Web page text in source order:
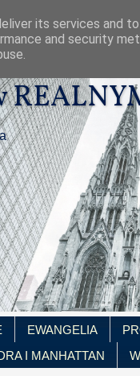
EWANGELIA
I MANHATTAN
its services and
and security